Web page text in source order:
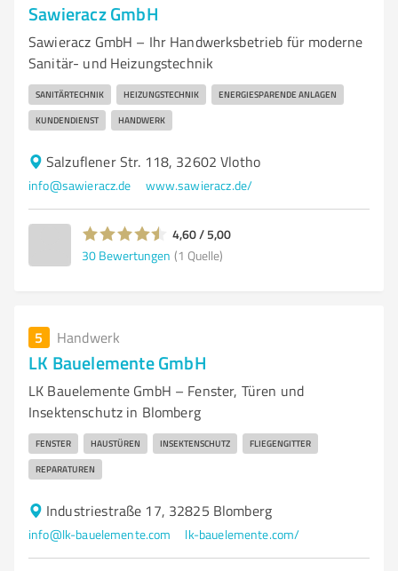
Sawieracz GmbH
Sawieracz GmbH – Ihr Handwerksbetrieb für moderne
Sanitär- und Heizungstechnik
SANITÄRTECHNIK HEIZUNGSTECHNIK ENERGIESPARENDE ANLAGEN
KUNDENDIENST HANDWERK
Salzuflener Str. 118, 32602 Vlotho
info@sawieracz.de www.sawieracz.de/
4,60 / 5,00
30 Bewertungen (1 Quelle)
5 Handwerk
LK Bauelemente GmbH
LK Bauelemente GmbH – Fenster, Türen und
Insektenschutz in Blomberg
FENSTER HAUSTÜREN INSEKTENSCHUTZ FLIEGENGITTER
REPARATUREN
Industriestraße 17, 32825 Blomberg
info@lk-bauelemente.com lk-bauelemente.com/